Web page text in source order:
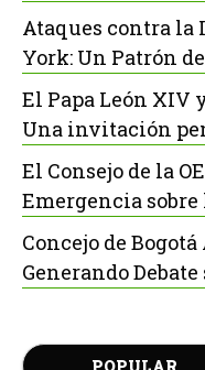
Ataques contra la
York: Un Patrón
El Papa León XIV
Una invitación
El Consejo de la
Emergencia
Concejo de
Generando